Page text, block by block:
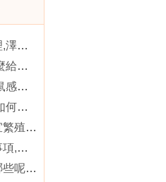
長毛兔的夏季環境管理,澤西長毛兔的養護要點
毛跖鼠中暑怎麼辦,怎麼給毛跖鼠“和諧相親”
倉鼠感冒了怎麼辦,倉鼠感冒吃什麼藥
怎樣教鼠鼠上廁所,該如何照顧年老的鼠鼠
兔兔在五種情況下不宜繁殖,五種情況兔不適合繁殖後代
迷你垂耳兔飼養注意事項,美國迷你垂耳兔品種特征
籠養兔子的優缺點有哪些呢,兔子的壽命一般多長時間